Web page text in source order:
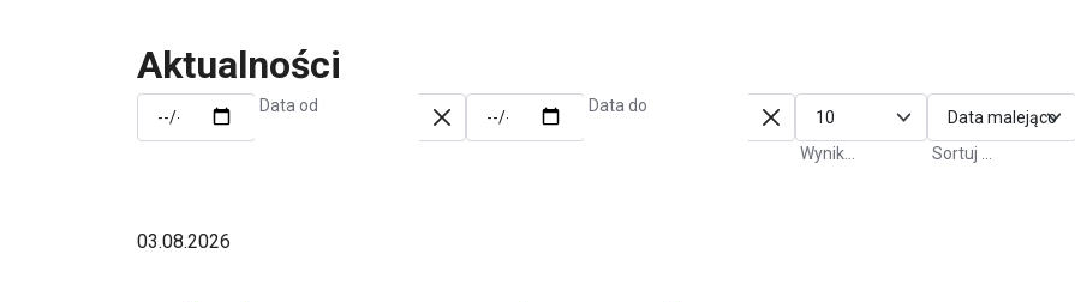
Aktualności
Data od Data do
Wyniki na stronę
03.08.2026